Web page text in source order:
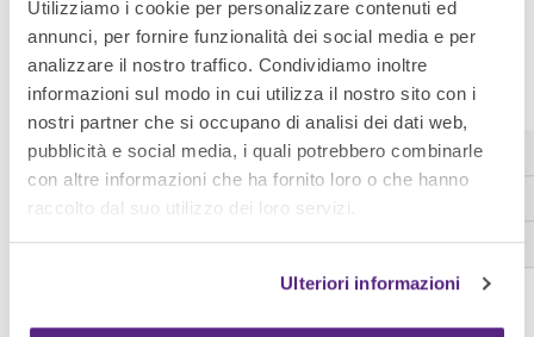
Utilizziamo i cookie per personalizzare contenuti ed
annunci, per fornire funzionalità dei social media e per
analizzare il nostro traffico. Condividiamo inoltre
informazioni sul modo in cui utilizza il nostro sito con i
nostri partner che si occupano di analisi dei dati web,
pubblicità e social media, i quali potrebbero combinarle
con altre informazioni che ha fornito loro o che hanno
raccolto dal suo utilizzo dei loro servizi.
Ulteriori informazioni
microrganismi, endoparassiti umani e vettori
virali , presenti in misura maggiore rispetto ad
altri contesti
impiegati nelle rigorose operazioni di pulizia e
disinfezione richieste da questi ambienti e che
spesso rimangono nell’aria.